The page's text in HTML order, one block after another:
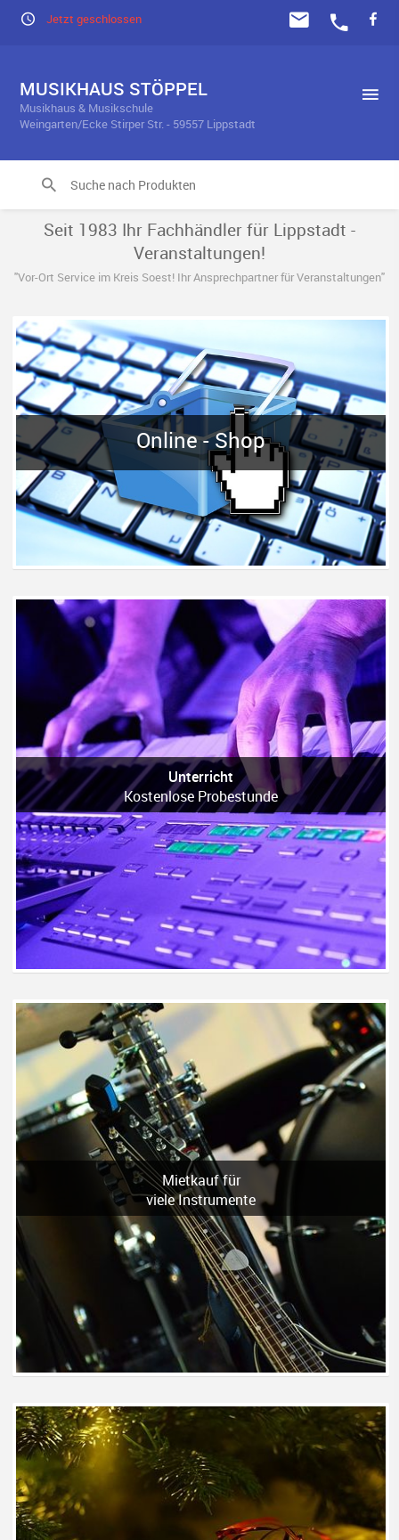
Jetzt geschlossen
MUSIKHAUS STÖPPEL
Musikhaus & Musikschule
Weingarten/Ecke Stirper Str. - 59557 Lippstadt
Seit 1983 Ihr Fachhändler für Lippstadt -
Veranstaltungen!
"Vor-Ort Service im Kreis Soest! Ihr Ansprechpartner für Veranstaltungen"
Online - Shop
Unterricht
Kostenlose Probestunde
Mietkauf für
viele Instrumente